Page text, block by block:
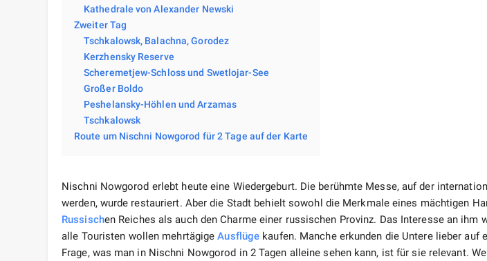
Kathedrale von Alexander Newski
Zweiter Tag
Tschkalowsk, Balachna, Gorodez
Kerzhensky Reserve
Scheremetjew-Schloss und Swetlojar-See
Großer Boldo
Peshelansky-Höhlen und Arzamas
Tschkalowsk
Route um Nischni Nowgorod für 2 Tage auf der Karte
Nischni Nowgorod erlebt heute eine Wiedergeburt. Die berühmte Messe, auf der
werden, wurde restauriert. Aber die Stadt behielt sowohl die Merkmale eines mächtigen
Russischen Reiches als auch den Charme einer russischen Provinz. Das Interesse an ihm
alle Touristen wollen mehrtägigeAusflüge kaufen. Manche erkunden die Untere lieber auf
Frage, was man in Nischni Nowgorod in 2 Tagen alleine sehen kann, ist für sie relevant.